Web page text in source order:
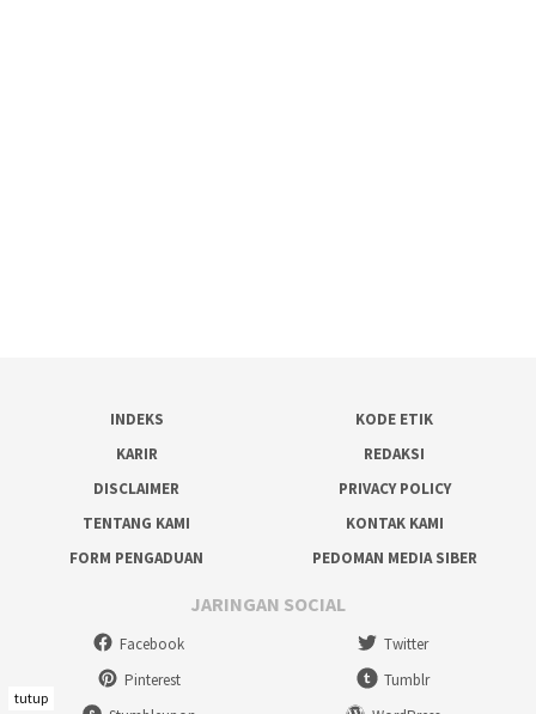
INDEKS
KODE ETIK
KARIR
REDAKSI
DISCLAIMER
PRIVACY POLICY
TENTANG KAMI
KONTAK KAMI
FORM PENGADUAN
PEDOMAN MEDIA SIBER
JARINGAN SOCIAL
Facebook
Twitter
Pinterest
Tumblr
tutup